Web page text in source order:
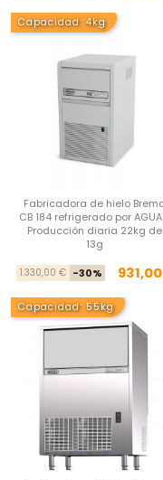
Capacidad: 4kg
Fabricadora de hielo
CB 184 refrigerado por
Producción diaria 22kg de
13g
1.330,00 € -30%
Capacidad: 55kg